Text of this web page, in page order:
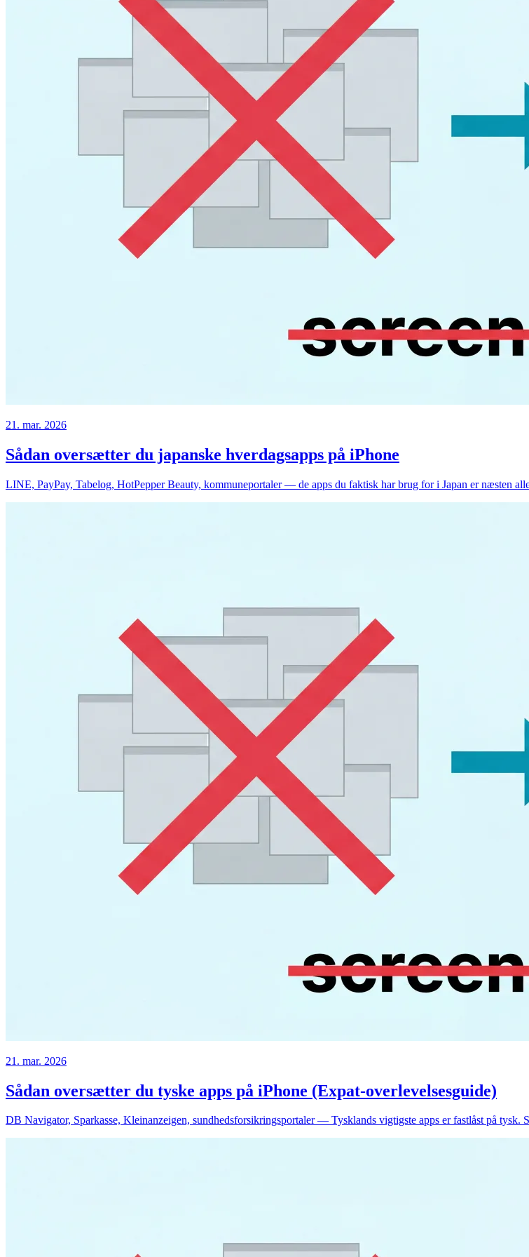
21. mar. 2026
Sådan oversætter du japanske hverdagsapps på iPhone
LINE, PayPay, Tabelog, HotPepper Beauty, kommuneportaler — de apps du faktisk har brug for i Japan er næsten
21. mar. 2026
Sådan oversætter du tyske apps på iPhone (Expat-overlevelsesguide)
DB Navigator, Sparkasse, Kleinanzeigen, sundhedsforsikringsportaler — Tysklands vigtigste apps er fastlåst på tysk.